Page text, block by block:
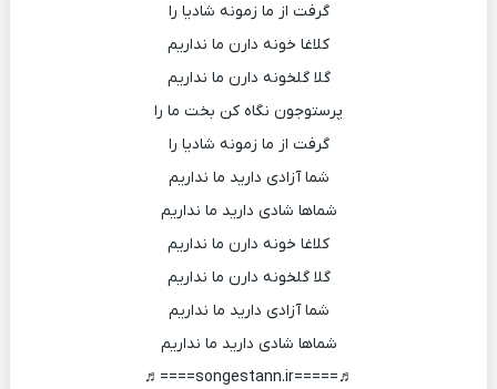
گرفت از ما زمونه شادیا را
کلاغا خونه دارن ما نداریم
گلا گلخونه دارن ما نداریم
پرستوجون نگاه کن بخت ما را
گرفت از ما زمونه شادیا را
شما آزادی دارید ما نداریم
شماها شادی دارید ما نداریم
کلاغا خونه دارن ما نداریم
گلا گلخونه دارن ما نداریم
شما آزادی دارید ما نداریم
شماها شادی دارید ما نداریم
♬=====songestann.ir====♬